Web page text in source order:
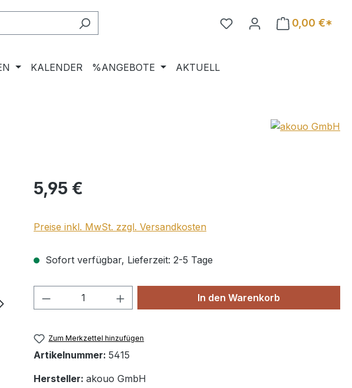
0,00 €*
KALENDER %ANGEBOTE AKTUELL
Regulärer Preis:
5,95 €
Preise inkl. MwSt. zzgl. Versandkosten
Sofort verfügbar, Lieferzeit: 2-5 Tage
Produkt Anzahl: Gib den gewünschten Wert
In den Warenkorb
Zum Merkzettel hinzufügen
Artikelnummer: 5415
Hersteller: akouo GmbH